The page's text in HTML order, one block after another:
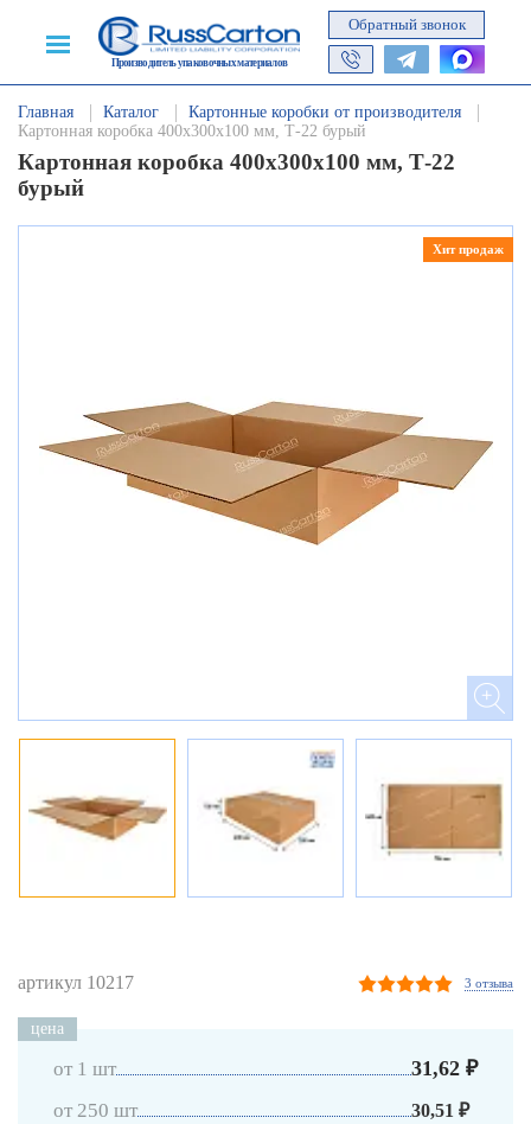
Производитель упаковочных материалов
Обратный звонок
Главная Каталог
Картонные коробки от производителя
Картонная коробка 400х300х100 мм, Т-22 бурый
Картонная коробка 400х300х100 мм, Т-22
бурый
Хит продаж
артикул 10217 3 отзыва
цена
от 1 шт 31,62 ₽
от 250 шт 30,51 ₽